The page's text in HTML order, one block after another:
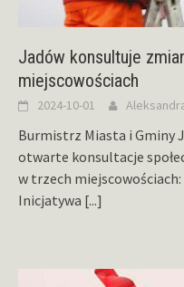
Jadów konsultuje
miejscowościach
2024-10-01
Burmistrz Miasta i Gminy
otwarte konsultacje
w trzech miejscowościach:
Inicjatywa [...]